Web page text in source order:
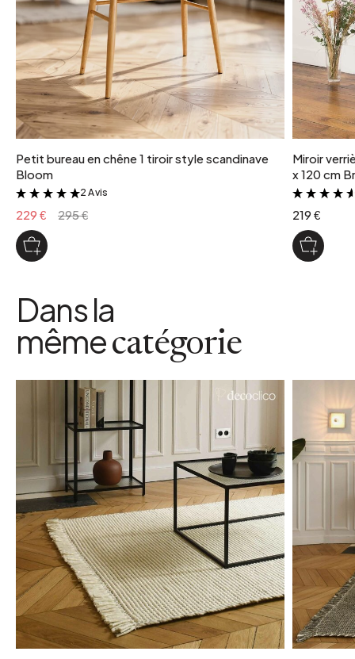
Petit bureau en chêne 1 tiroir style scandinave
Bloom
&
2 Avis
229 € 295 €
Miroir
x 120 cm
219 €
Dans la
mêmecatégorie